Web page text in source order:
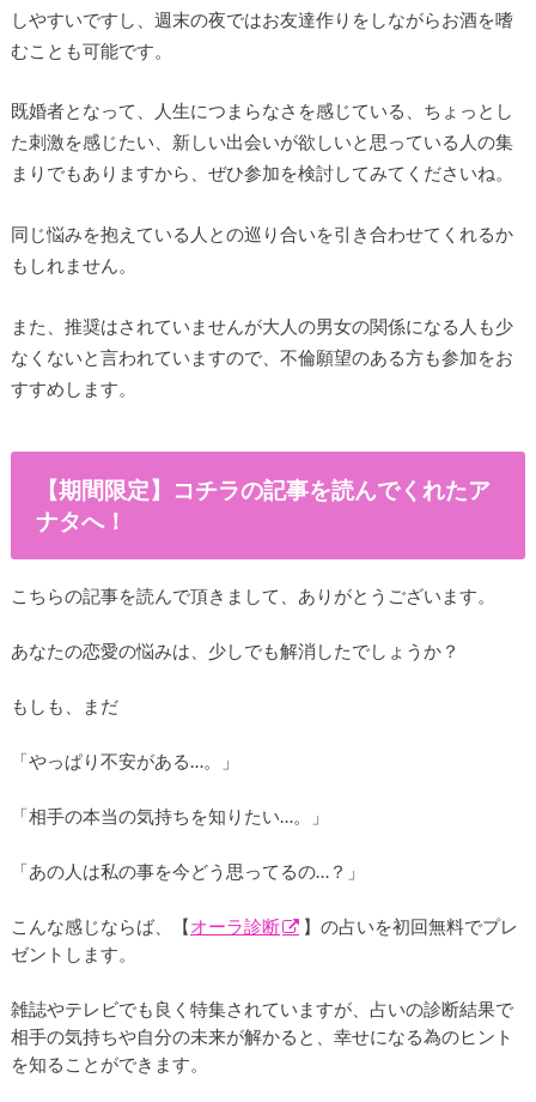
しやすいですし、週末の夜ではお友達作りをしながらお酒を嗜
むことも可能です。
既婚者となって、人生につまらなさを感じている、ちょっとし
た刺激を感じたい、新しい出会いが欲しいと思っている人の集
まりでもありますから、ぜひ参加を検討してみてくださいね。
同じ悩みを抱えている人との巡り合いを引き合わせてくれるか
もしれません。
また、推奨はされていませんが大人の男女の関係になる人も少
なくないと言われていますので、不倫願望のある方も参加をお
すすめします。
【期間限定】コチラの記事を読んでくれたア
ナタへ！
こちらの記事を読んで頂きまして、ありがとうございます。
あなたの恋愛の悩みは、少しでも解消したでしょうか？
もしも、まだ
「やっぱり不安がある…。」
「相手の本当の気持ちを知りたい…。」
「あの人は私の事を今どう思ってるの…？」
こんな感じならば、【オーラ診断
】の占いを初回無料でプレ
ゼントします。
雑誌やテレビでも良く特集されていますが、占いの診断結果で
相手の気持ちや自分の未来が解かると、幸せになる為のヒント
を知ることができます。